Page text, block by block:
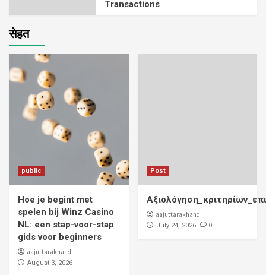
Transactions
सेहत
public
Hoe je begint met
spelen bij Winz Casino
NL: een stap-voor-stap
gids voor beginners
aajuttarakhand
August 3, 2026
Post
aajuttarakhand
July 24, 2026 0